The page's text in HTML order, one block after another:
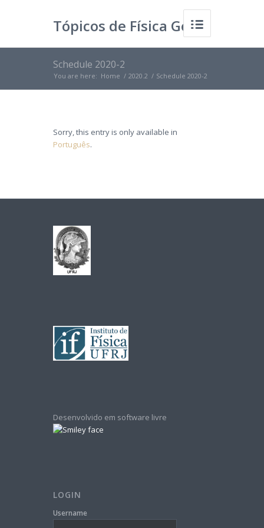
Tópicos de Física Geral
I
Schedule 2020-2
You are here: Home / 2020.2 / Schedule 2020-2
Sorry, this entry is only available in
Português.
Desenvolvido em software livre
LOGIN
Username